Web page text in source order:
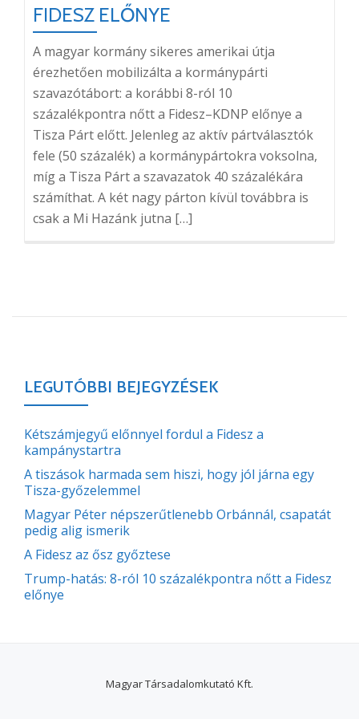
FIDESZ ELŐNYE
A magyar kormány sikeres amerikai útja
érezhetően mobilizálta a kormánypárti
szavazótábort: a korábbi 8-ról 10
százalékpontra nőtt a Fidesz–KDNP előnye a
Tisza Párt előtt. Jelenleg az aktív pártválasztók
fele (50 százalék) a kormánypártokra voksolna,
míg a Tisza Párt a szavazatok 40 százalékára
számíthat. A két nagy párton kívül továbbra is
csak a Mi Hazánk jutna […]
LEGUTÓBBI BEJEGYZÉSEK
Kétszámjegyű előnnyel fordul a Fidesz a
kampánystartra
A tiszások harmada sem hiszi, hogy jól járna egy
Tisza-győzelemmel
Magyar Péter népszerűtlenebb Orbánnál, csapatát
pedig alig ismerik
A Fidesz az ősz győztese
Trump-hatás: 8-ról 10 százalékpontra nőtt a Fidesz
előnye
Magyar Társadalomkutató Kft.